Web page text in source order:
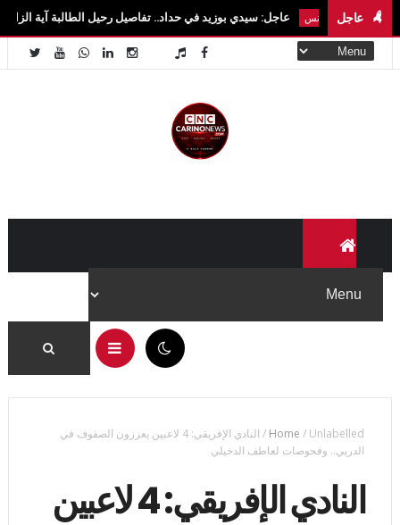
عاجلتونس عاجل: سيدي بوزيد في حداد.. تفاصيل رحيل الطالبة آية الزايدي في حادث
Home / Unlabelled
/
النادي الإفريقي: 4 لاعبين يعززون الصفوف في
الدربي.. وفحوصات لعاطف الدخيلي
النادي الإفريقي: 4 لاعبين